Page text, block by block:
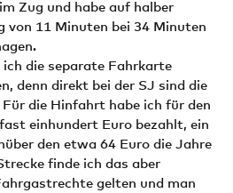
Zug und habe auf halber
von 11 Minuten bei 34 Minuten
die separate Fahrkarte
denn direkt bei der SJ sind die
die Hinfahrt habe ich für den
einhundert Euro bezahlt, ein
den etwa 64 Euro die Jahre
finde ich das aber
gelten und man